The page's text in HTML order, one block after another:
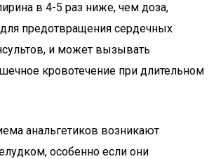
в 4-5 раз ниже, чем доза,
предотвращения сердечных
и может вызывать
кровотечение при длительном
анальгетиков возникают
особенно если они